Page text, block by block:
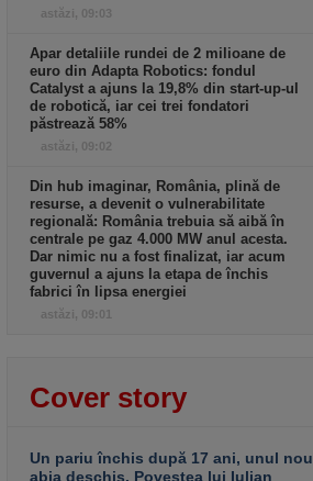
astăzi, 09:03
Apar detaliile rundei de 2 milioane de
euro din Adapta Robotics: fondul
Catalyst a ajuns la 19,8% din start-up-ul
de robotică, iar cei trei fondatori
păstrează 58%
astăzi, 09:02
Din hub imaginar, România, plină de
resurse, a devenit o vulnerabilitate
regională: România trebuia să aibă în
centrale pe gaz 4.000 MW anul acesta.
Dar nimic nu a fost finalizat, iar acum
guvernul a ajuns la etapa de închis
fabrici în lipsa energiei
astăzi, 09:01
Cover story
Un pariu închis după 17 ani, unul nou
abia deschis. Povestea lui Iulian